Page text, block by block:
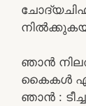
ഞാൻ
കൈകൾ
ഞാൻ :